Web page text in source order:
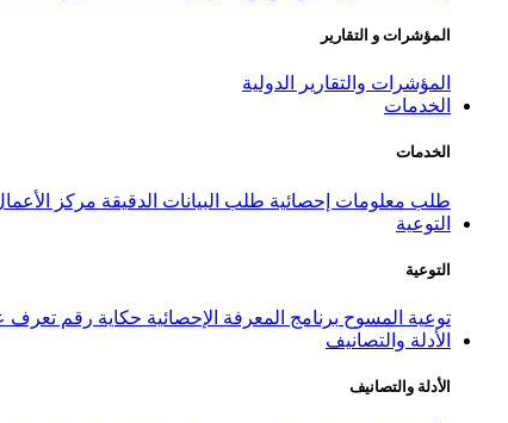
المؤشرات و التقارير
المؤشرات والتقارير الدولية
الخدمات
الخدمات
طلب معلومات إحصائية طلب البيانات الدقيقة مركز
التوعية
التوعية
توعية المسوح برنامج المعرفة الإحصائية حكاية رقم تعرف
الأدلة والتصانيف
الأدلة والتصانيف